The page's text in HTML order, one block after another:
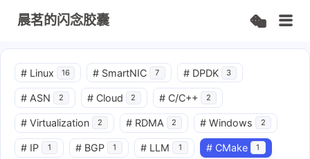
晨茗的闪念胶囊
# Linux 16 # SmartNIC 7 # DPDK 3
# ASN 2 # Cloud 2 # C/C++ 2
# Virtualization 2 # RDMA 2 # Windows 2
# IP 1 # BGP 1 # LLM 1 # CMake 1